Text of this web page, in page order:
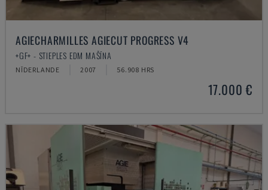
AGIECHARMILLES AGIECUT PROGRESS V4
+GF+ - STIEPLES EDM MAŠĪNA
NĪDERLANDE 2007 56.908 HRS
17.000 €